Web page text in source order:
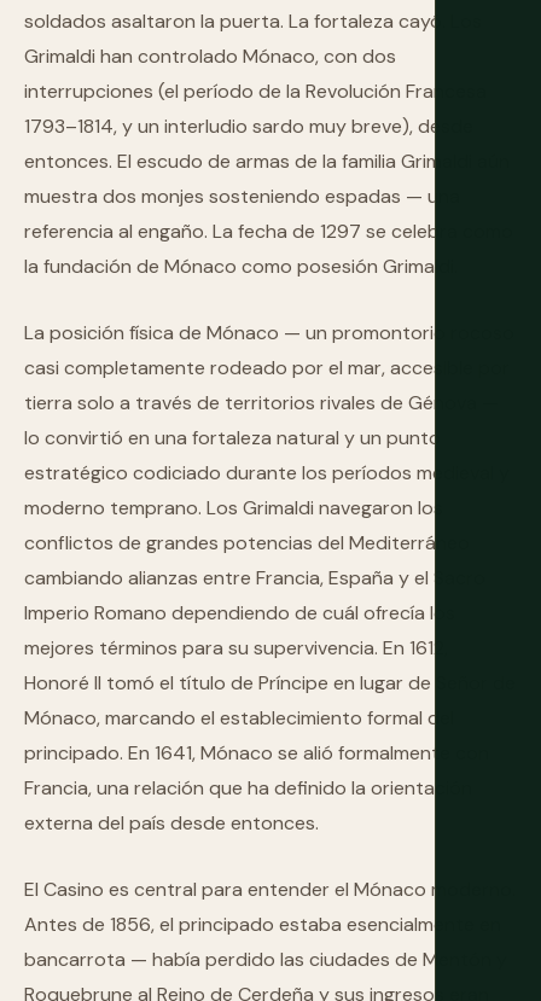
soldados asaltaron la puerta. La fortaleza cayó. Los
Grimaldi han controlado Mónaco, con dos
interrupciones (el período de la Revolución Francesa
1793–1814, y un interludio sardo muy breve), desde
entonces. El escudo de armas de la familia Grimaldi aún
muestra dos monjes sosteniendo espadas — una
referencia al engaño. La fecha de 1297 se celebra como
la fundación de Mónaco como posesión Grimaldi.
La posición física de Mónaco — un promontorio rocoso
casi completamente rodeado por el mar, accesible por
tierra solo a través de territorios rivales de Génova —
lo convirtió en una fortaleza natural y un punto
estratégico codiciado durante los períodos medieval y
moderno temprano. Los Grimaldi navegaron los
conflictos de grandes potencias del Mediterráneo
cambiando alianzas entre Francia, España y el Sacro
Imperio Romano dependiendo de cuál ofrecía los
mejores términos para su supervivencia. En 1612,
Honoré II tomó el título de Príncipe en lugar de Señor de
Mónaco, marcando el establecimiento formal del
principado. En 1641, Mónaco se alió formalmente con
Francia, una relación que ha definido la orientación
externa del país desde entonces.
El Casino es central para entender el Mónaco moderno.
Antes de 1856, el principado estaba esencialmente en
bancarrota — había perdido las ciudades de Mentón y
Roquebrune al Reino de Cerdeña y sus ingresos eran